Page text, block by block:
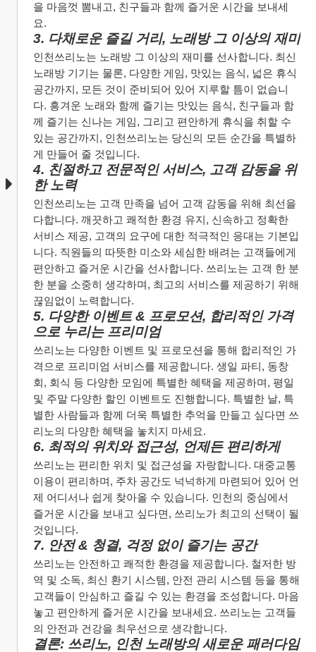
을 마음껏 뽐내고, 친구들과 함께 즐거운 시간을 보내세
요.
3. 다채로운 즐길 거리, 노래방 그 이상의 재미
인천쓰리노는 노래방 그 이상의 재미를 선사합니다. 최신
노래방 기기는 물론, 다양한 게임, 맛있는 음식, 넓은 휴식
공간까지, 모든 것이 준비되어 있어 지루할 틈이 없습니
다. 흥겨운 노래와 함께 즐기는 맛있는 음식, 친구들과 함
께 즐기는 신나는 게임, 그리고 편안하게 휴식을 취할 수
있는 공간까지, 인천쓰리노는 당신의 모든 순간을 특별하
게 만들어 줄 것입니다.
4. 친절하고 전문적인 서비스, 고객 감동을 위
한 노력
인천쓰리노는 고객 만족을 넘어 고객 감동을 위해 최선을
다합니다. 깨끗하고 쾌적한 환경 유지, 신속하고 정확한
서비스 제공, 고객의 요구에 대한 적극적인 응대는 기본입
니다. 직원들의 따뜻한 미소와 세심한 배려는 고객들에게
편안하고 즐거운 시간을 선사합니다. 쓰리노는 고객 한 분
한 분을 소중히 생각하며, 최고의 서비스를 제공하기 위해
끊임없이 노력합니다.
5. 다양한 이벤트 & 프로모션, 합리적인 가격
으로 누리는 프리미엄
쓰리노는 다양한 이벤트 및 프로모션을 통해 합리적인 가
격으로 프리미엄 서비스를 제공합니다. 생일 파티, 동창
회, 회식 등 다양한 모임에 특별한 혜택을 제공하며, 평일
및 주말 다양한 할인 이벤트도 진행합니다. 특별한 날, 특
별한 사람들과 함께 더욱 특별한 추억을 만들고 싶다면 쓰
리노의 다양한 혜택을 놓치지 마세요.
6. 최적의 위치와 접근성, 언제든 편리하게
쓰리노는 편리한 위치 및 접근성을 자랑합니다. 대중교통
이용이 편리하며, 주차 공간도 넉넉하게 마련되어 있어 언
제 어디서나 쉽게 찾아올 수 있습니다. 인천의 중심에서
즐거운 시간을 보내고 싶다면, 쓰리노가 최고의 선택이 될
것입니다.
7. 안전 & 청결, 걱정 없이 즐기는 공간
쓰리노는 안전하고 쾌적한 환경을 제공합니다. 철저한 방
역 및 소독, 최신 환기 시스템, 안전 관리 시스템 등을 통해
고객들이 안심하고 즐길 수 있는 환경을 조성합니다. 마음
놓고 편안하게 즐거운 시간을 보내세요. 쓰리노는 고객들
의 안전과 건강을 최우선으로 생각합니다.
결론: 쓰리노, 인천 노래방의 새로운 패러다임